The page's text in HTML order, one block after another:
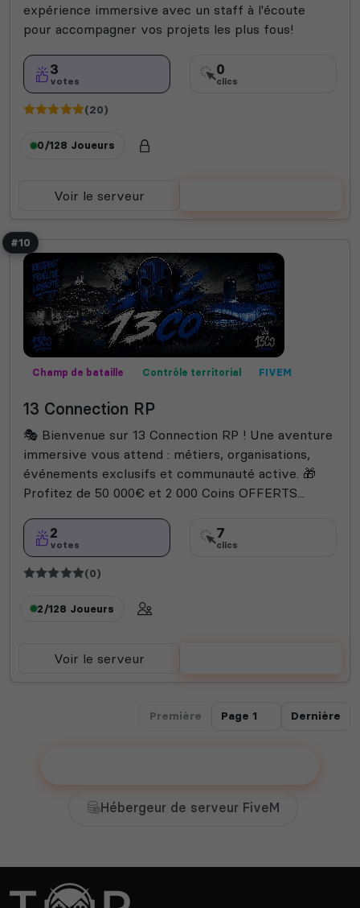
expérience immersive avec un staff à l'écoute
pour accompagner vos projets les plus fous!
3
votes
0
clics
(20)
0/128 Joueurs
Voir le serveur
#10
Champ de bataille Contrôle territorial
FIVEM
RP écrit
RP vocal Semi-RP
13 Connection RP
🎭 Bienvenue sur 13 Connection RP ! Une aventure
immersive vous attend : métiers, organisations,
événements exclusifs et communauté active. 🎁
Profitez de 50 000€ et 2 000 Coins OFFERTS...
2
votes
7
clics
(0)
2/128 Joueurs
Voir le serveur
Première Dernière
Hébergeur de serveur FiveM